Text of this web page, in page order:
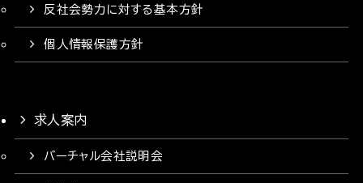
反社会勢力に対する基本方針
個人情報保護方針
求人案内
バーチャル会社説明会